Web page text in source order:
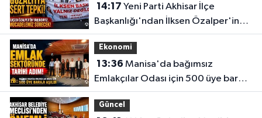
Deva Eczanesi
CAMICEDIT MAH. YUNUS EMRE CAD. NO:89 A PARK KAHVESİ KARŞISI
0 (236) 816 52 64
Egemen Eczanesi
CUMHURIYET MAHALLESI MENDERES CADDESİ NO:63 A KIZILELMA İLE
TRENYOLU ARASI
0 (236) 715 52 32 Yol Tarifi Al
14:17
Başkanlığı'ndan İlksen Özalper'in
gözaltına alınmasına tepki
Ekonomi
13:36
Emlakçılar Odası için 500 üye barajı
aşıldı
Güncel